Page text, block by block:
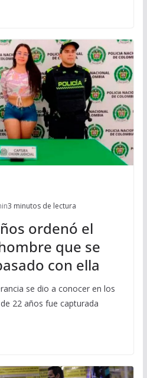
3 minutos de lectura
ordenó el
que se
con ella
se dio a conocer en los
22 años fue capturada